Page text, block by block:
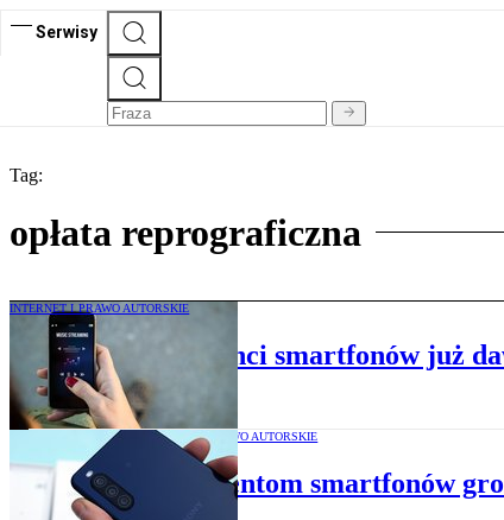
Serwisy
Tag:
opłata reprograficzna
INTERNET I PRAWO AUTORSKIE
Prawnik: producenci smartfonów już
INTERNET I PRAWO AUTORSKIE
Producentom smartfonów